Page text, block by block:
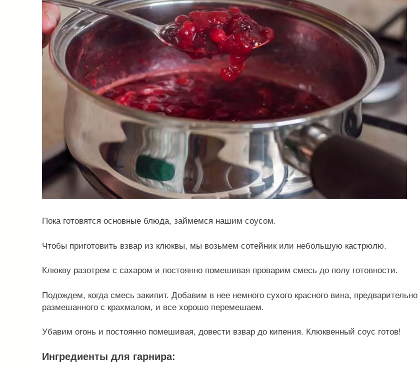
Пока готовятся основные блюда, займемся нашим соусом.
Чтобы приготовить взвар из клюквы, мы возьмем сотейник или небольшую кастрюлю.
Клюкву разотрем с сахаром и постоянно помешивая проварим смесь до полу готовности.
Подождем, когда смесь закипит. Добавим в нее немного сухого красного вина, предварительно
размешанного с крахмалом, и все хорошо перемешаем.
Убавим огонь и постоянно помешивая, довести взвар до кипения. Клюквенный соус готов!
Ингредиенты для гарнира: